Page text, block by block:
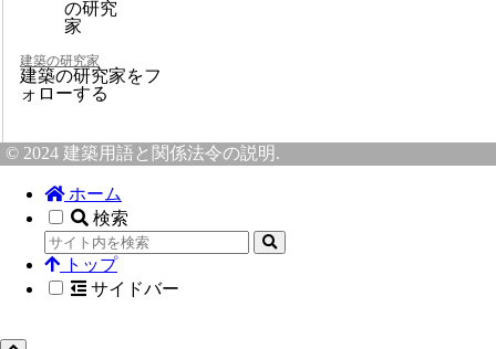
建築の研究家
建築の研究家をフ
ォローする
© 2024 建築用語と関係法令の説明.
ホーム
検索
トップ
サイドバー